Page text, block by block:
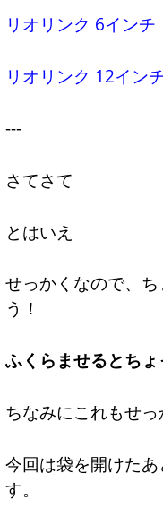
リオリンク 6インチ
リオリンク 12イン
---
さてさて
とはいえ
せっかくなので、
う！
ふくらませるとちょ
ちなみにこれもせ
今回は袋を開けた
す。